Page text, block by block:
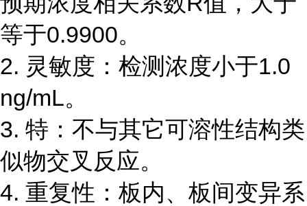
等于0.9900。
2. 灵敏度：检测浓度小于1.0
ng/mL。
3. 特：不与其它可溶性结构类
似物交叉反应。
4. 重复性：板内、板间变异系